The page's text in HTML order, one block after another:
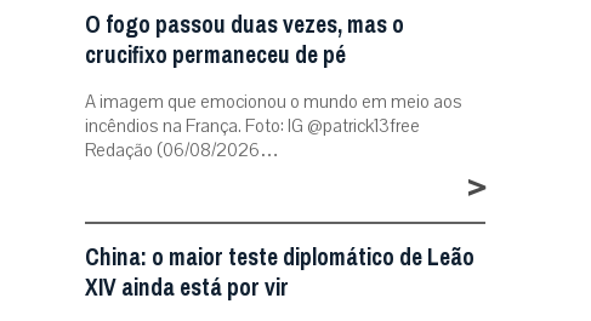
O fogo passou duas vezes, mas o
crucifixo permaneceu de pé
A imagem que emocionou o mundo em meio aos
incêndios na França. Foto: IG @patrick13free
Redação (06/08/2026…
>
China: o maior teste diplomático de Leão
XIV ainda está por vir